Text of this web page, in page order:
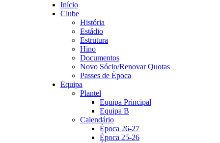
Início
Clube
História
Estádio
Estrutura
Hino
Documentos
Novo Sócio/Renovar Quotas
Passes de Época
Equipa
Plantel
Equipa Principal
Equipa B
Calendário
Época 26-27
Época 25-26